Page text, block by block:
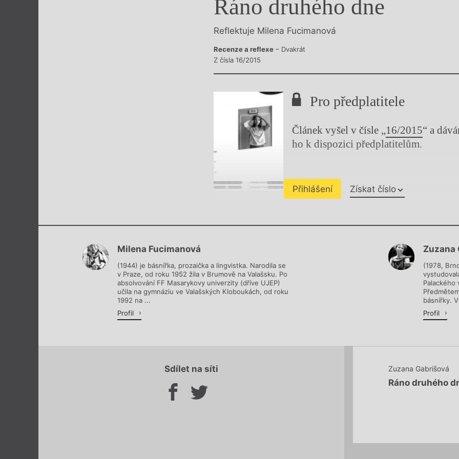
Výroční cenyRáno druhého dne
Reflektuje Milena Fucimanová
Recenze a reflexe – Dvakrát
Z čísla 16/2015
Pro předplatitele
Článek vyšel v čísle „16/2015“ a
ho k dispozici předplatitelům.
Přihlášení Získat číslo
Chviličku.
Milena Fucimanová
(1944) je básnířka, prozaička a lingvistka. Narodila se
v Praze, od roku 1952 žila v Brumově na Valašsku. Po
absolvování FF Masarykovy univerzity (dříve UJEP)
učila na gymnáziu ve Valašských Kloboukách, od roku
1992 na ...
Profil
Zuzana
(1978,
básnířky.
Profil
Sdílet na síti Zuzana Gabrišová
Ráno druhého